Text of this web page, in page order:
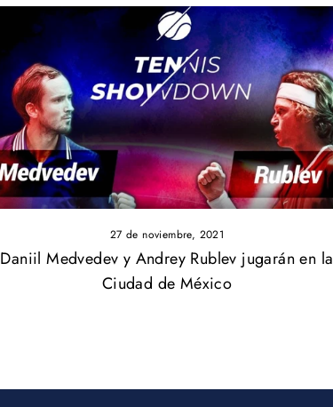
27 de noviembre, 2021
Daniil Medvedev y Andrey Rublev jugarán en la
Ciudad de México